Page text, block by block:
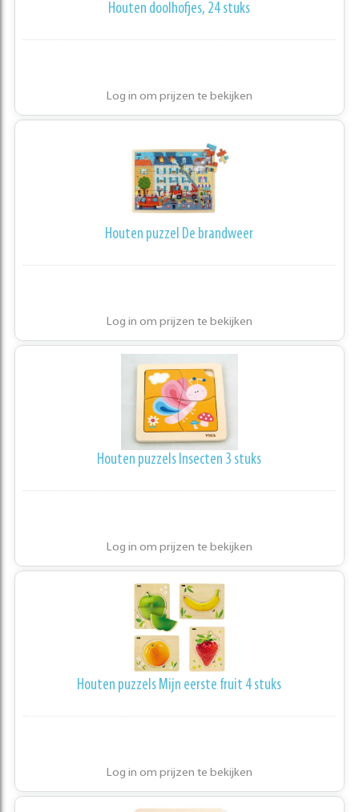
Houten doolhofjes, 24 stuks
Log in om prijzen te bekijken
Houten puzzel De brandweer
Log in om prijzen te bekijken
Houten puzzels Insecten 3 stuks
Log in om prijzen te bekijken
Houten puzzels Mijn eerste fruit 4 stuks
Log in om prijzen te bekijken